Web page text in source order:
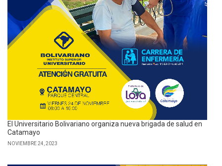
El Universitario Bolivariano organiza nueva brigada de salud en
Catamayo
NOVIEMBRE 24, 2023